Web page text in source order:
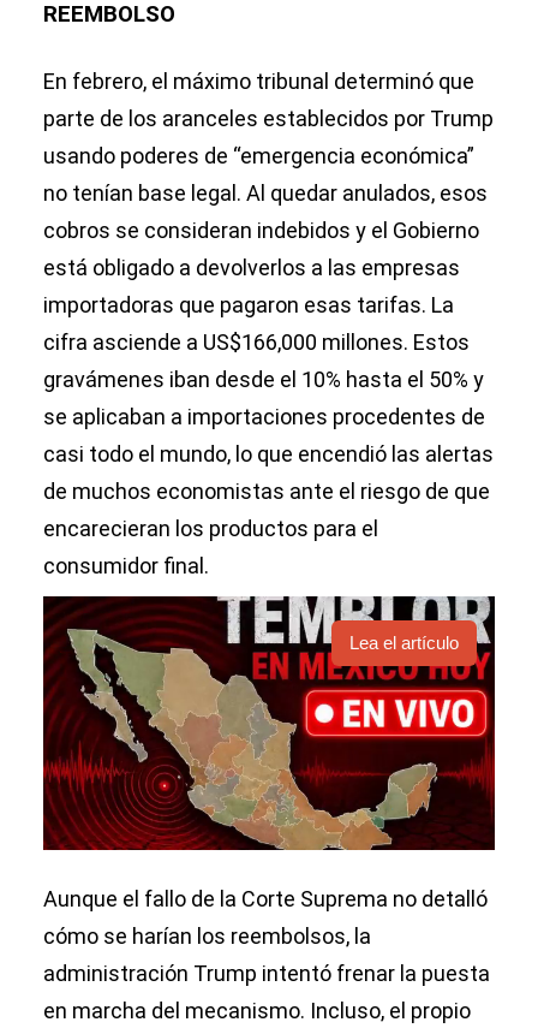
REEMBOLSO
En febrero, el máximo tribunal determinó que
parte de los aranceles establecidos por Trump
usando poderes de “emergencia económica”
no tenían base legal. Al quedar anulados, esos
cobros se consideran indebidos y el Gobierno
está obligado a devolverlos a las empresas
importadoras que pagaron esas tarifas. La
cifra asciende a US$166,000 millones. Estos
gravámenes iban desde el 10% hasta el 50% y
se aplicaban a importaciones procedentes de
casi todo el mundo, lo que encendió las alertas
de muchos economistas ante el riesgo de que
encarecieran los productos para el
consumidor final.
Lea el artículo
Aunque el fallo de la Corte Suprema no detalló
cómo se harían los reembolsos, la
administración Trump intentó frenar la puesta
en marcha del mecanismo. Incluso, el propio